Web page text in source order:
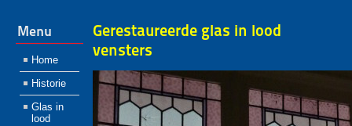
Menu
Home
Historie
Glas in
lood
Gerestaureerde glas in lood
vensters